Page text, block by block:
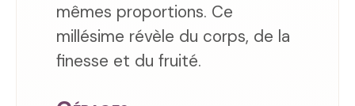
mêmes proportions. Ce
millésime révèle du corps, de la
finesse et du fruité.